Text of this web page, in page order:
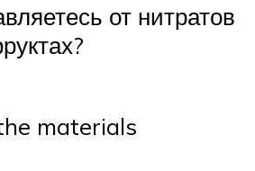
от нитратов
materials